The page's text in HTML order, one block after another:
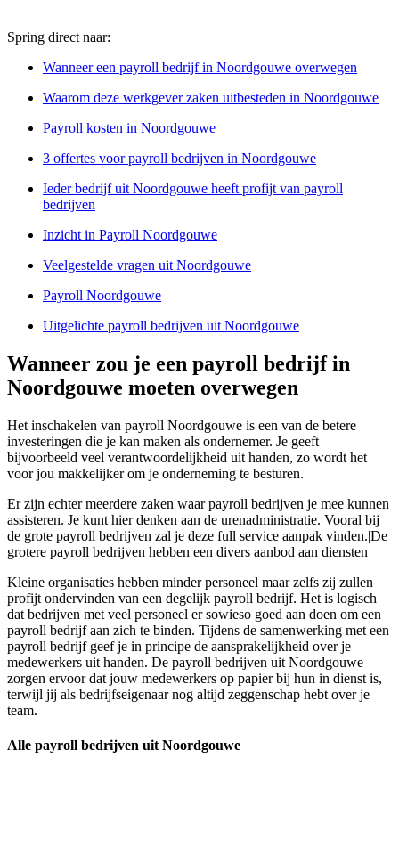
Spring direct naar:
Wanneer een payroll bedrijf in Noordgouwe overwegen
Waarom deze werkgever zaken uitbesteden in Noordgouwe
Payroll kosten in Noordgouwe
3 offertes voor payroll bedrijven in Noordgouwe
Ieder bedrijf uit Noordgouwe heeft profijt van payroll
bedrijven
Inzicht in Payroll Noordgouwe
Veelgestelde vragen uit Noordgouwe
Payroll Noordgouwe
Uitgelichte payroll bedrijven uit Noordgouwe
Wanneer zou je een payroll bedrijf in
Noordgouwe moeten overwegen
Het inschakelen van payroll Noordgouwe is een van de betere
investeringen die je kan maken als ondernemer. Je geeft
bijvoorbeeld veel verantwoordelijkheid uit handen, zo wordt het
voor jou makkelijker om je onderneming te besturen.
Er zijn echter meerdere zaken waar payroll bedrijven je mee kunnen
assisteren. Je kunt hier denken aan de urenadministratie. Vooral bij
de grote payroll bedrijven zal je deze full service aanpak vinden.|De
grotere payroll bedrijven hebben een divers aanbod aan diensten
Kleine organisaties hebben minder personeel maar zelfs zij zullen
profijt ondervinden van een degelijk payroll bedrijf. Het is logisch
dat bedrijven met veel personeel er sowieso goed aan doen om een
payroll bedrijf aan zich te binden. Tijdens de samenwerking met een
payroll bedrijf geef je in principe de aansprakelijkheid over je
medewerkers uit handen. De payroll bedrijven uit Noordgouwe
zorgen ervoor dat jouw medewerkers op papier bij hun in dienst is,
terwijl jij als bedrijfseigenaar nog altijd zeggenschap hebt over je
team.
Alle payroll bedrijven uit Noordgouwe